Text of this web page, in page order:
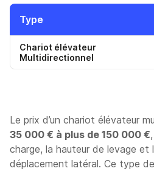
Type
Chariot élévateur
Multidirectionnel
Le prix d’un chariot élévateur
35 000 € à plus de 150 000 €
charge, la hauteur de levage
déplacement latéral. Ce type